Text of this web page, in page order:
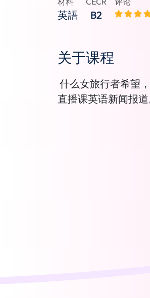
英語 B2
关于课程
什么女旅行者希望
直播课英语新闻报